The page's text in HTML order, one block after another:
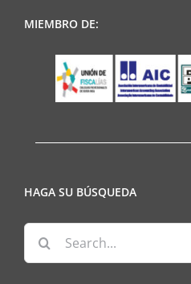
MIEMBRO DE:
HAGA SU BÚSQUEDA
Search
for: